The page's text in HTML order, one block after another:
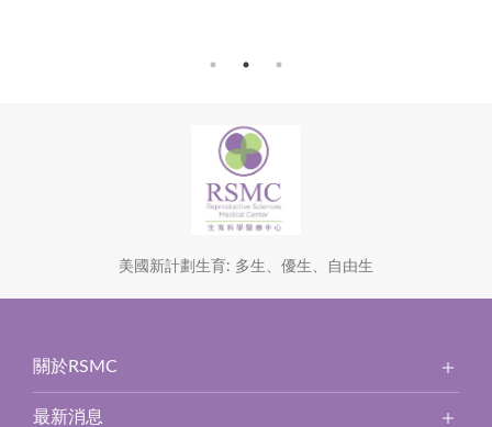
美國新計劃生育: 多生、優生、自由生
關於RSMC
最新消息